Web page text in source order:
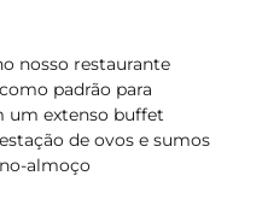
nosso restaurante
padrão para
um extenso buffet
de ovos e sumos
almoço